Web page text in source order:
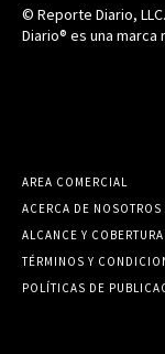
© Reporte Diario,
Diario® es una marca
AREA COMERCIAL
ACERCA DE NOSOTROS
ALCANCE Y COBERTURA
TÉRMINOS Y
POLÍTICAS DE